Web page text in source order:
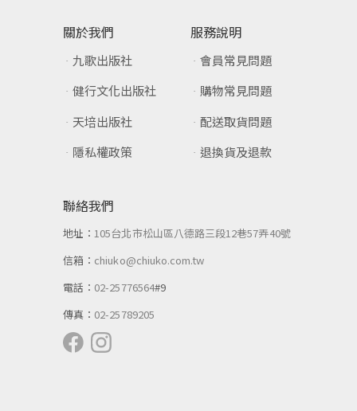
關於我們
九歌出版社
健行文化出版社
天培出版社
隱私權政策
服務說明
會員常見問題
購物常見問題
配送取貨問題
退換貨及退款
聯絡我們
地址：105台北市松山區八德路三段12巷57弄40號
信箱： chiuko@chiuko.com.tw
電話： 02-25776564#9
傳真： 02-25789205